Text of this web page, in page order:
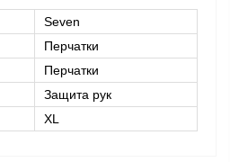
Seven
Перчатки
Перчатки
Защита рук
XL